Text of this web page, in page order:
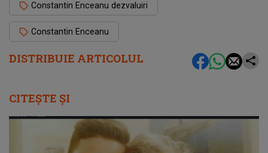
DISTRIBUIE ARTICOLUL
Constantin Enceanu dezvaluiri
Constantin Enceanu
CITEȘTE ȘI